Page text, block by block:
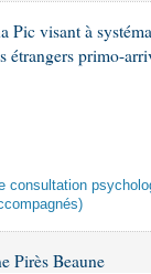
visant à
primo-
consultation
Pirès Beaune